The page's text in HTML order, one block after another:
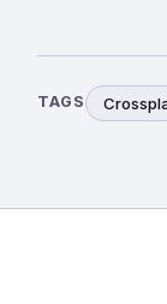
TAGS